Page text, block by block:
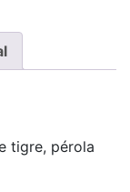
tigre, pérola